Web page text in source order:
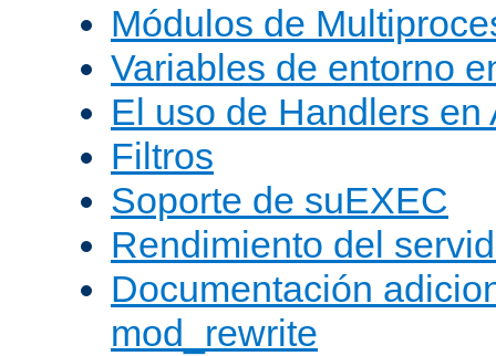
Módulos de
Variables de entorno
El uso de Handlers en
Filtros
Soporte de suEXEC
Rendimiento del
Documentación
mod_rewrite